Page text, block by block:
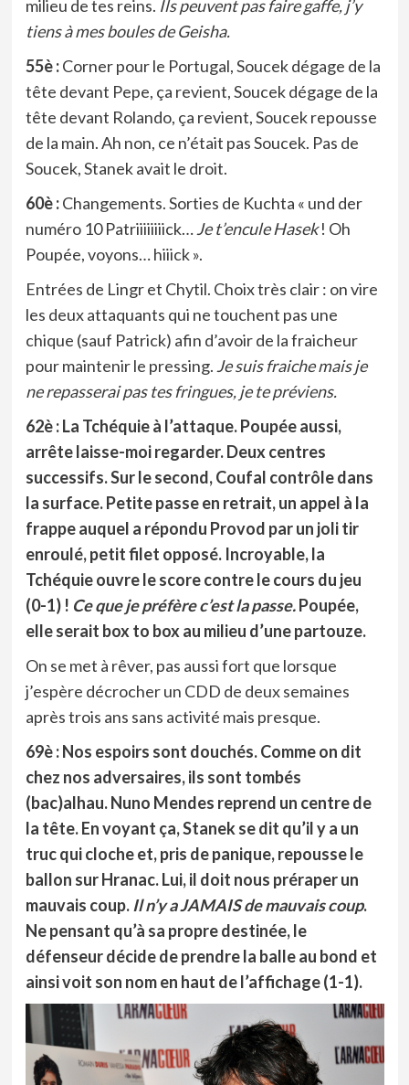
milieu de tes reins. Ils peuvent pas faire gaffe, j’y
tiens à mes boules de Geisha.
55è :Corner pour le Portugal, Soucek dégage de la
tête devant Pepe, ça revient, Soucek dégage de la
tête devant Rolando, ça revient, Soucek repousse
de la main. Ah non, ce n’était pas Soucek. Pas de
Soucek, Stanek avait le droit.
60è :Changements. Sorties de Kuchta « und der
numéro 10 Patriiiiiiiick…Je t’encule Hasek! Oh
Poupée, voyons… hiiick ».
Entrées de Lingr et Chytil. Choix très clair : on vire
les deux attaquants qui ne touchent pas une
chique (sauf Patrick) afin d’avoir de la fraicheur
pour maintenir le pressing. Je suis fraiche mais je
ne repasserai pas tes fringues, je te préviens.
62è : La Tchéquie à l’attaque. Poupée aussi,
arrête laisse-moi regarder. Deux centres
successifs. Sur le second, Coufal contrôle dans
la surface. Petite passe en retrait, un appel à la
frappe auquel a répondu Provod par un joli tir
enroulé, petit filet opposé. Incroyable, la
Tchéquie ouvre le score contre le cours du jeu
(0-1) ! Ce que je préfère c’est la passe.Poupée,
elle serait box to box au milieu d’une partouze.
On se met à rêver, pas aussi fort que lorsque
j’espère décrocher un CDD de deux semaines
après trois ans sans activité mais presque.
69è : Nos espoirs sont douchés. Comme on dit
chez nos adversaires, ils sont tombés
(bac)alhau. Nuno Mendes reprend un centre de
la tête. En voyant ça, Stanek se dit qu’il y a un
truc qui cloche et, pris de panique, repousse le
ballon sur Hranac. Lui, il doit nous préraper un
mauvais coup. Il n’y a JAMAIS de mauvais coup.
Ne pensant qu’à sa propre destinée, le
défenseur décide de prendre la balle au bond et
ainsi voit son nom en haut de l’affichage (1-1).